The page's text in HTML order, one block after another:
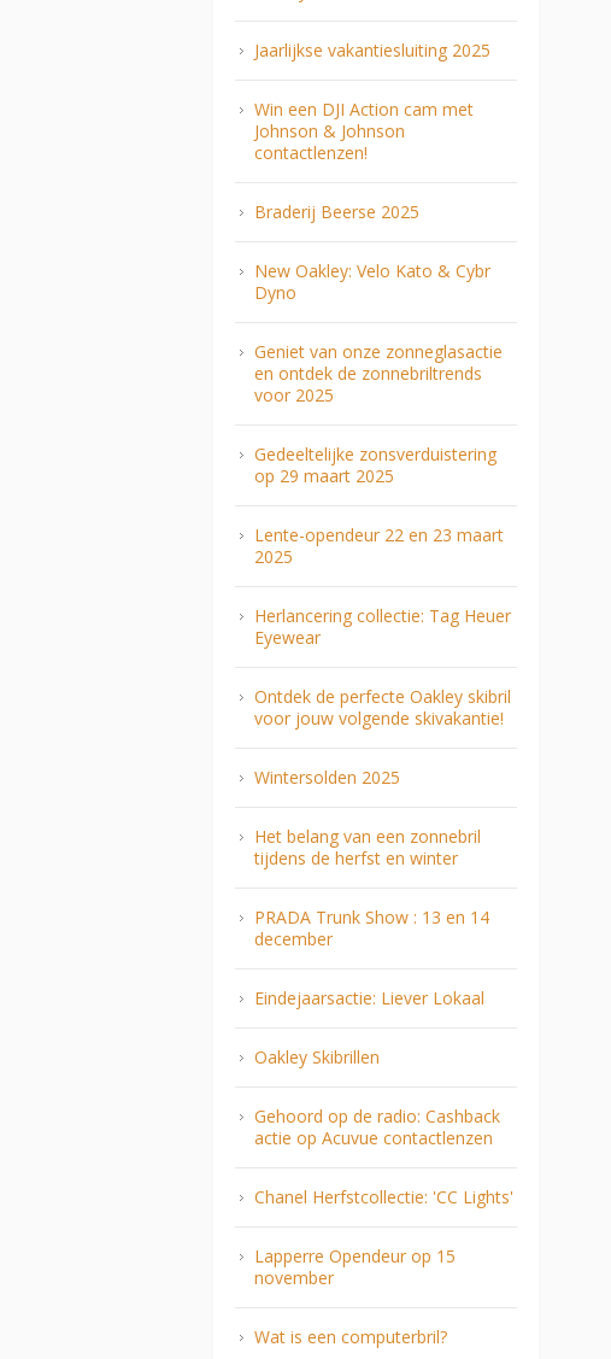
Jaarlijkse vakantiesluiting 2025
Win een DJI Action cam met
Johnson & Johnson
contactlenzen!
Braderij Beerse 2025
New Oakley: Velo Kato & Cybr
Dyno
Geniet van onze zonneglasactie
en ontdek de zonnebriltrends
voor 2025
Gedeeltelijke zonsverduistering
op 29 maart 2025
Lente-opendeur 22 en 23 maart
2025
Herlancering collectie: Tag Heuer
Eyewear
Ontdek de perfecte Oakley skibril
voor jouw volgende skivakantie!
Wintersolden 2025
Het belang van een zonnebril
tijdens de herfst en winter
PRADA Trunk Show : 13 en 14
december
Eindejaarsactie: Liever Lokaal
Oakley Skibrillen
Gehoord op de radio: Cashback
actie op Acuvue contactlenzen
Chanel Herfstcollectie: 'CC Lights'
Lapperre Opendeur op 15
november
Wat is een computerbril?